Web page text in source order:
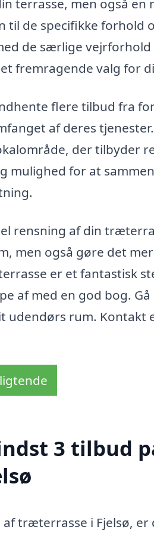
terrasse, men også
til de specifikke forhold
de særlige
fremragende valg for
flere tilbud fra
af deres
der tilbyder
mulighed for at
rensning af din
men også gøre det
er et fantastisk
af med en god bog.
udendørs rum. Kontakt
3 tilbud
træterrasse i Fjelsø,